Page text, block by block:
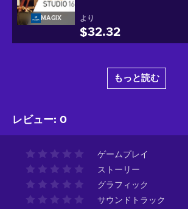
MAGIX より
$32.32
もっと読む
レビュー: 0
ゲームプレイ
ストーリー
グラフィック
サウンドトラック